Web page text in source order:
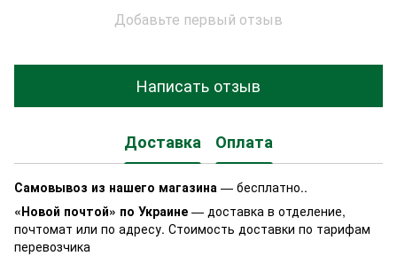
Добавьте первый отзыв
Написать отзыв
Доставка Оплата
Самовывоз из нашего магазина — бесплатно..
«Новой почтой» по Украине — доставка в отделение,
почтомат или по адресу. Стоимость доставки по тарифам
перевозчика